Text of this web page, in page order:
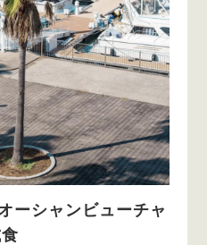
ーシャンビューチャ